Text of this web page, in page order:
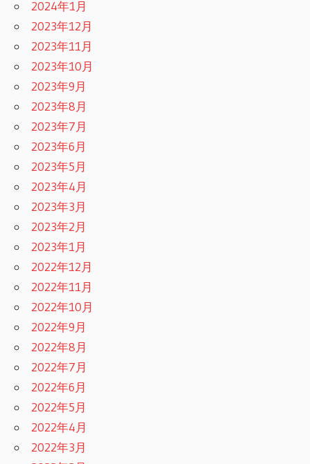
2024年1月
2023年12月
2023年11月
2023年10月
2023年9月
2023年8月
2023年7月
2023年6月
2023年5月
2023年4月
2023年3月
2023年2月
2023年1月
2022年12月
2022年11月
2022年10月
2022年9月
2022年8月
2022年7月
2022年6月
2022年5月
2022年4月
2022年3月